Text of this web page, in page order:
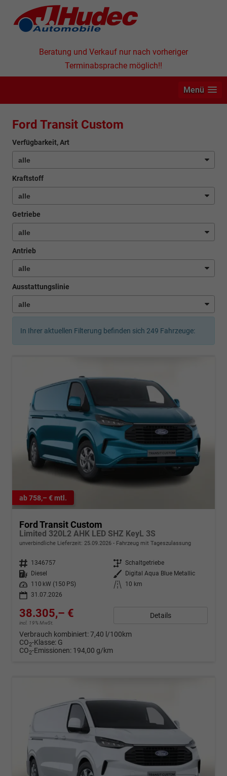
Beratung und Verkauf nur nach vorheriger
Terminabsprache möglich!!
Menü
Ford Transit Custom
Verfügbarkeit, Art
Kraftstoff
Getriebe
Antrieb
Ausstattungslinie
In Ihrer aktuellen Filterung befinden sich 249 Fahrzeuge:
ab 758,– € mtl.
Ford Transit Custom
Limited 320L2 AHK LED SHZ KeyL 3S
unverbindliche Lieferzeit: 25.09.2026 Fahrzeug mit Tageszulassung
Fahrzeugnr. 1346757 Getriebe Schaltgetriebe
Kraftstoff
Diesel Außenfarbe
Digital Aqua Blue Metallic
Leistung
110 kW (150 PS) Kilometerstand
10 km
31.07.2026
38.305,– €
incl. 19% MwSt.
Details
Verbrauch kombiniert:7,40 l/100km
CO2-Klasse: G
CO2-Emissionen: 194,00 g/km